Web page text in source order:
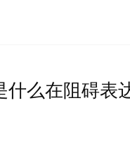
么在阻碍表